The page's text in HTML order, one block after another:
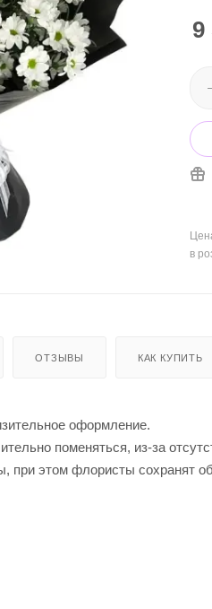
9
в
ОТЗЫВЫ КАК КУПИТЬ
оформление.
поменяться, из-за
при этом флористы сохранят